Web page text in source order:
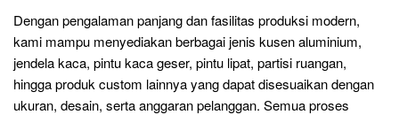
Dengan pengalaman panjang dan fasilitas produksi modern,
kami mampu menyediakan berbagai jenis kusen aluminium,
jendela kaca, pintu kaca geser, pintu lipat, partisi ruangan,
hingga produk custom lainnya yang dapat disesuaikan dengan
ukuran, desain, serta anggaran pelanggan. Semua proses